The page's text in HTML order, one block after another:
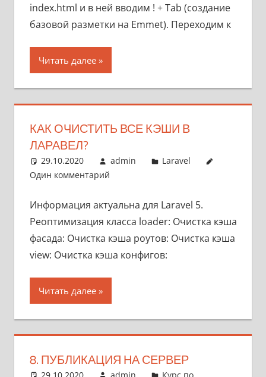
index.html и в ней вводим ! + Tab (создание
базовой разметки на Emmet). Переходим к
Читать далее
КАК ОЧИСТИТЬ ВСЕ КЭШИ В
ЛАРАВЕЛ?
29.10.2020 admin
Laravel
Один комментарий
Информация актуальна для Laravel 5.
Реоптимизация класса loader: Очистка кэша
фасада: Очистка кэша роутов: Очистка кэша
view: Очистка кэша конфигов:
Читать далее
8. ПУБЛИКАЦИЯ НА СЕРВЕР
29.10.2020 admin
Курс по